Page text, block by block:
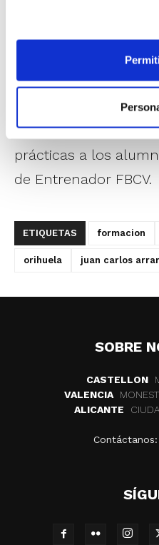
como acreditación
imprescindible que
previamente a la
www.fbcv.es. La
Carlos Arrarte
prácticas a los
de Entrenador FBCV.
ETIQUETAS formacion
orihuela juan carlos
SOBRE
CASTELLON
VALENCIA
ALICANTE
Contáctanos: